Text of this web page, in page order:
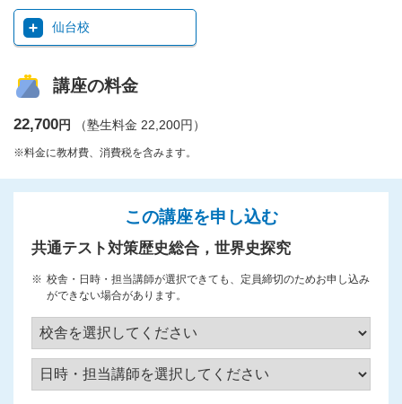
仙台校
講座の料金
22,700円 （塾生料金 22,200円）
※料金に教材費、消費税を含みます。
この講座を申し込む
共通テスト対策歴史総合，世界史探究
校舎・日時・担当講師が選択できても、定員締切のためお申し込み
ができない場合があります。